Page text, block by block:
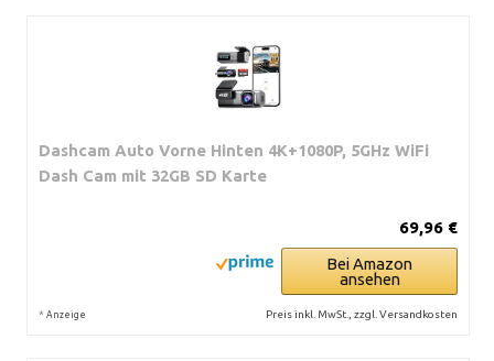
Dashcam Auto Vorne Hinten 4K+1080P, 5GHz WiFi
Dash Cam mit 32GB SD Karte
69,96 €
Bei Amazon
ansehen
* Anzeige Preis inkl. MwSt., zzgl. Versandkosten